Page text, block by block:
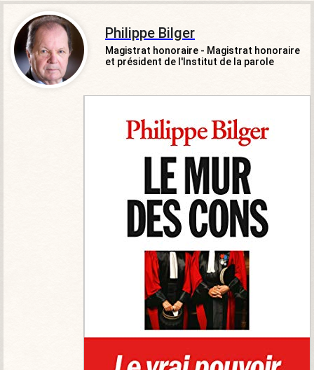
Philippe Bilger
Magistrat honoraire - Magistrat honoraire
et président de l'Institut de la parole